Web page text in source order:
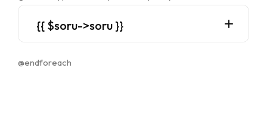
{{ $soru->soru }}
@endforeach